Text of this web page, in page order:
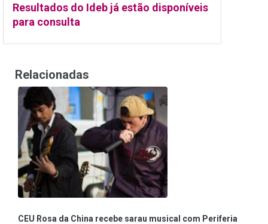
Resultados do Ideb já estão disponíveis
para consulta
Relacionadas
CEU Rosa da China recebe sarau musical com Periferia